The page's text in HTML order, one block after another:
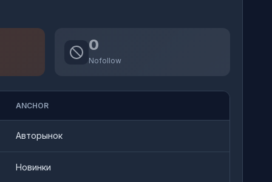
0
Nofollow
ANCHOR
Авторынок
Новинки